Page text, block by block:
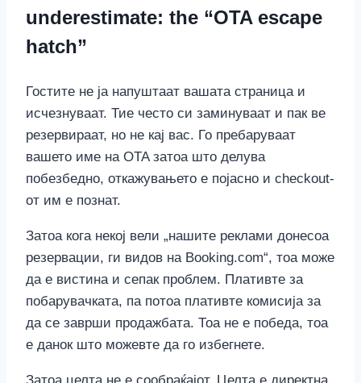
underestimate: the “OTA escape
hatch”
Гостите не ја напуштаат вашата страница и
исчезнуваат. Тие често си заминуваат и пак ве
резервираат, но не кај вас. Го пребаруваат
вашето име на OTA затоа што делува
побезбедно, откажувањето е појасно и checkout-
от им е познат.
Затоа кога некој вели „нашите реклами донесоа
резервации, ги видов на Booking.com“, тоа може
да е вистина и сепак проблем. Плативте за
побарувачката, па потоа плативте комисија за
да се заврши продажбата. Тоа не е победа, тоа
е данок што можевте да го избегнете.
Затоа целта не е сообраќајот. Целта е директна